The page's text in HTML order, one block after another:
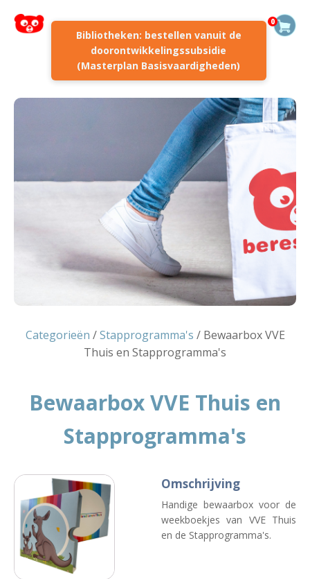
Bibliotheken: bestellen vanuit de
doorontwikkelingssubsidie
(Masterplan Basisvaardigheden)
0
Categorieën /Stapprogramma's / Bewaarbox VVE
Thuis en Stapprogramma's
Bewaarbox VVE Thuis en
Stapprogramma's
Omschrijving
Handige bewaarbox voor de
weekboekjes van VVE Thuis
en de Stapprogramma's.